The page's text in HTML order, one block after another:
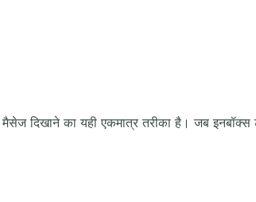
दिखाने का यही एकमात्र तरीका है। जब